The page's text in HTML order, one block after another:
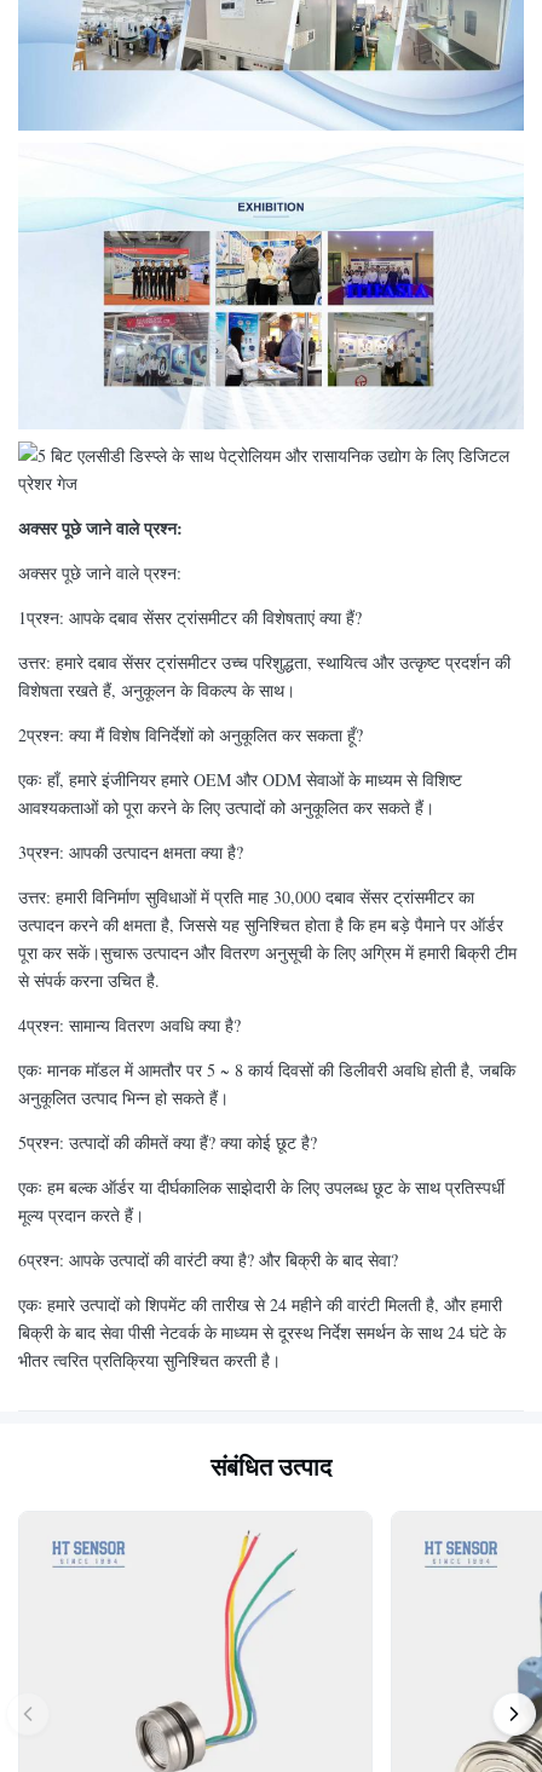
अक्सर पूछे जाने वाले प्रश्न:
अक्सर पूछे जाने वाले प्रश्न:
1प्रश्न: आपके दबाव सेंसर ट्रांसमीटर की विशेषताएं क्या हैं?
उत्तर: हमारे दबाव सेंसर ट्रांसमीटर उच्च परिशुद्धता, स्थायित्व और उत्कृष्ट प्रदर्शन की
विशेषता रखते हैं, अनुकूलन के विकल्प के साथ।
2प्रश्न: क्या मैं विशेष विनिर्देशों को अनुकूलित कर सकता हूँ?
एकः हाँ, हमारे इंजीनियर हमारे OEM और ODM सेवाओं के माध्यम से विशिष्ट
आवश्यकताओं को पूरा करने के लिए उत्पादों को अनुकूलित कर सकते हैं।
3प्रश्न: आपकी उत्पादन क्षमता क्या है?
उत्तर: हमारी विनिर्माण सुविधाओं में प्रति माह 30,000 दबाव सेंसर ट्रांसमीटर का
उत्पादन करने की क्षमता है, जिससे यह सुनिश्चित होता है कि हम बड़े पैमाने पर ऑर्डर
पूरा कर सकें।सुचारू उत्पादन और वितरण अनुसूची के लिए अग्रिम में हमारी बिक्री टीम
से संपर्क करना उचित है.
4प्रश्न: सामान्य वितरण अवधि क्या है?
एकः मानक मॉडल में आमतौर पर 5 ~ 8 कार्य दिवसों की डिलीवरी अवधि होती है, जबकि
अनुकूलित उत्पाद भिन्न हो सकते हैं।
5प्रश्न: उत्पादों की कीमतें क्या हैं? क्या कोई छूट है?
एकः हम बल्क ऑर्डर या दीर्घकालिक साझेदारी के लिए उपलब्ध छूट के साथ प्रतिस्पर्धी
मूल्य प्रदान करते हैं।
6प्रश्न: आपके उत्पादों की वारंटी क्या है? और बिक्री के बाद सेवा?
एकः हमारे उत्पादों को शिपमेंट की तारीख से 24 महीने की वारंटी मिलती है, और हमारी
बिक्री के बाद सेवा पीसी नेटवर्क के माध्यम से दूरस्थ निर्देश समर्थन के साथ 24 घंटे के
भीतर त्वरित प्रतिक्रिया सुनिश्चित करती है।
संबंधित उत्पाद